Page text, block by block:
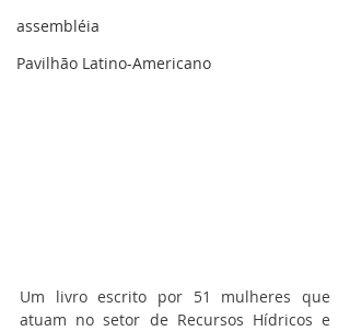
assembléia
Pavilhão Latino-Americano
Um livro escrito por 51 mulheres que
atuam no setor de Recursos Hídricos e